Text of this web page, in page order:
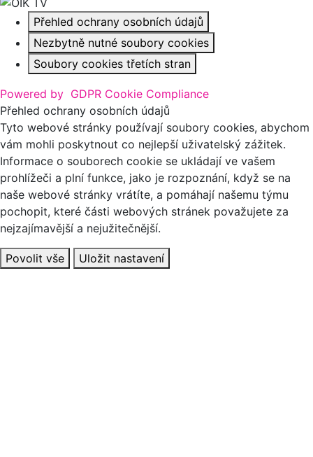
Přehled ochrany osobních údajů
Nezbytně nutné soubory cookies
Soubory cookies třetích stran
Powered by GDPR Cookie Compliance
Přehled ochrany osobních údajů
Tyto webové stránky používají soubory cookies, abychom
vám mohli poskytnout co nejlepší uživatelský zážitek.
Informace o souborech cookie se ukládají ve vašem
prohlížeči a plní funkce, jako je rozpoznání, když se na
naše webové stránky vrátíte, a pomáhají našemu týmu
pochopit, které části webových stránek považujete za
nejzajímavější a nejužitečnější.
Povolit vše Uložit nastavení